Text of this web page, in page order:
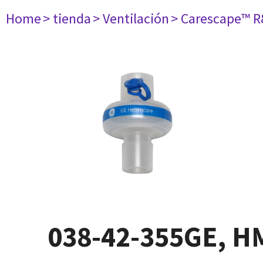
Home> tienda> Ventilación> Carescape™
038-42-355GE,